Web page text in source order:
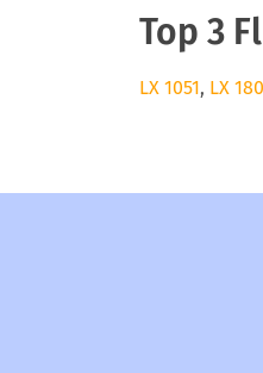
Top 3
LX 1051, LX 180